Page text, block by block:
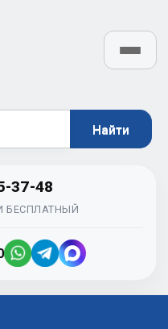
37-48
БЕСПЛАТНЫЙ